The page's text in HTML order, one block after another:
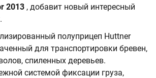
Farming Simulator 2013 , добавит новый интересный
полуприцеп Huttner
для транспортировки бревен,
спиленных деревьев.
системой фиксации груза,